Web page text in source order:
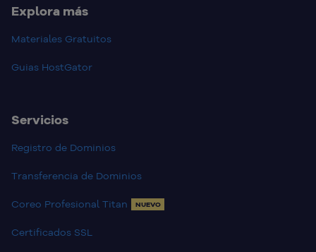
Explora más
Materiales Gratuitos
Guias HostGator
Servicios
Registro de Dominios
Transferencia de Dominios
Coreo Profesional Titan NUEVO
Certificados SSL